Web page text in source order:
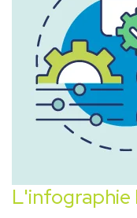
L'infographie